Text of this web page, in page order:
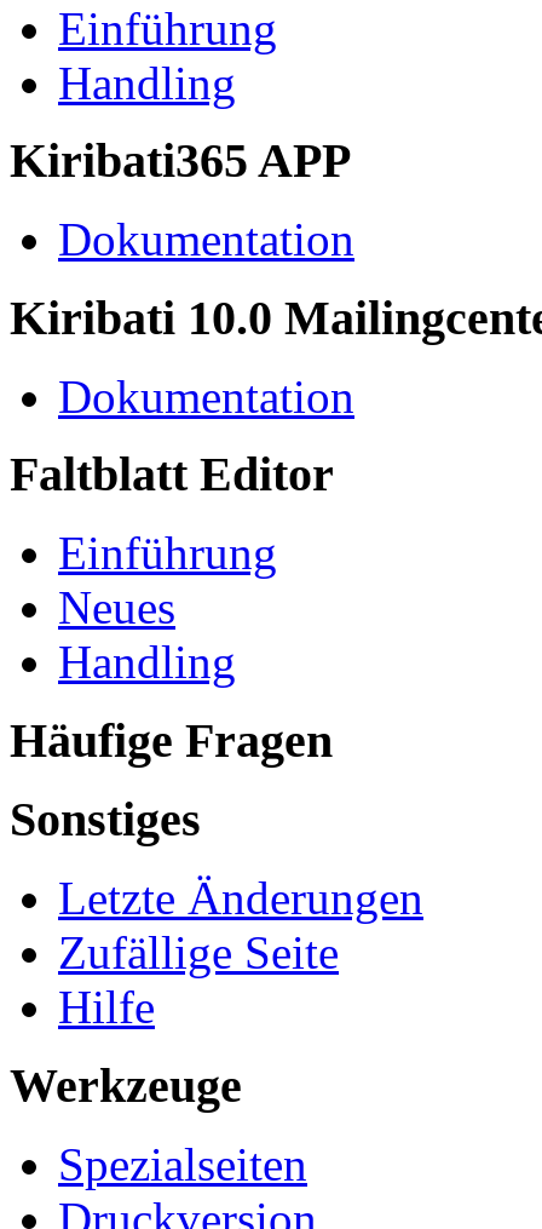
Einführung
Handling
Kiribati365 APP
Dokumentation
Kiribati 10.0
Dokumentation
Faltblatt Editor
Einführung
Neues
Handling
Häufige Fragen
Sonstiges
Letzte Änderungen
Zufällige Seite
Hilfe
Werkzeuge
Spezialseiten
Druckversion